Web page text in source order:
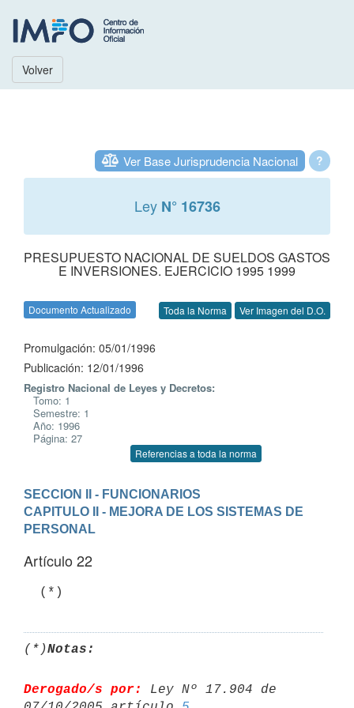
Volver
?
Ver Base Jurisprudencia Nacional
Ley N° 16736
PRESUPUESTO NACIONAL DE SUELDOS GASTOS
E INVERSIONES. EJERCICIO 1995 1999
Documento Actualizado Toda la Norma Ver Imagen del D.O.
Promulgación: 05/01/1996
Publicación: 12/01/1996
Registro Nacional de Leyes y Decretos:
Tomo: 1
Semestre: 1
Año: 1996
Página: 27
Referencias a toda la norma
SECCION II - FUNCIONARIOS
CAPITULO II - MEJORA DE LOS SISTEMAS DE
PERSONAL
Artículo 22
(*)Notas:
Derogado/s por:
Ley Nº 17.904 de